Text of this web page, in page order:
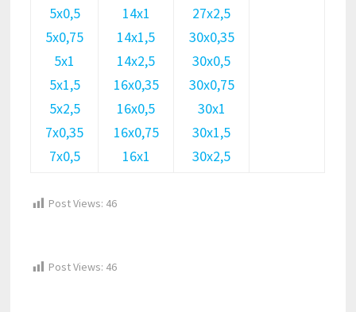
5х0,5
5х0,75
5х1
5х1,5
5х2,5
7х0,35
7х0,5
14х1
14х1,5
14х2,5
16х0,35
16х0,5
16х0,75
16х1
27х2,5
30х0,35
30х0,5
30х0,75
30х1
30х1,5
30х2,5
Post Views: 46
Post Views: 46